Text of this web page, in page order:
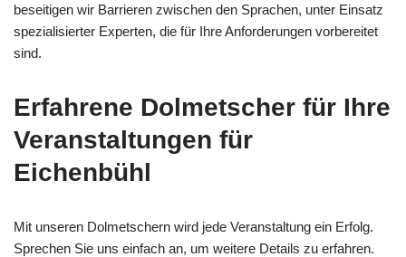
beseitigen wir Barrieren zwischen den Sprachen, unter Einsatz
spezialisierter Experten, die für Ihre Anforderungen vorbereitet
sind.
Erfahrene Dolmetscher für Ihre
Veranstaltungen für
Eichenbühl
Mit unseren Dolmetschern wird jede Veranstaltung ein Erfolg.
Sprechen Sie uns einfach an, um weitere Details zu erfahren.